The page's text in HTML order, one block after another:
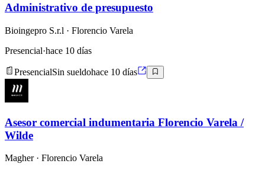
Administrativo de presupuesto
Bioingepro S.r.l · Florencio Varela
Presencial·hace 10 días
PresencialSin sueldohace 10 días
Asesor comercial indumentaria Florencio Varela /
Wilde
Magher· Florencio Varela